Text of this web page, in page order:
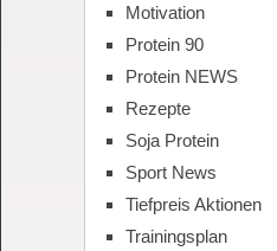
Motivation
Protein 90
Protein NEWS
Rezepte
Soja Protein
Sport News
Tiefpreis Aktionen
Trainingsplan